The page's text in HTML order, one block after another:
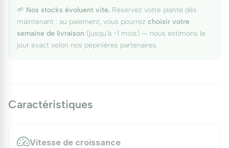
🌱 Nos stocks évoluent vite. Réservez votre plante dès
maintenant : au paiement, vous pourrez choisir votre
semaine de livraison (jusqu'à ~1 mois) — nous estimons le
jour exact selon nos pépinières partenaires.
Caractéristiques
Vitesse de croissance